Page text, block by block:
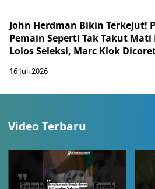
John Herdman Bikin Terkejut!
Pemain Seperti Tak Takut Mati
Lolos Seleksi, Marc Klok
16 Juli 2026
Video Terbaru